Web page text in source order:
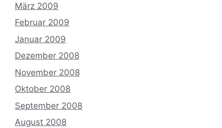
März 2009
Februar 2009
Januar 2009
Dezember 2008
November 2008
Oktober 2008
September 2008
August 2008